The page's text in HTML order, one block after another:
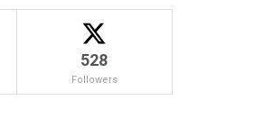
528
Followers